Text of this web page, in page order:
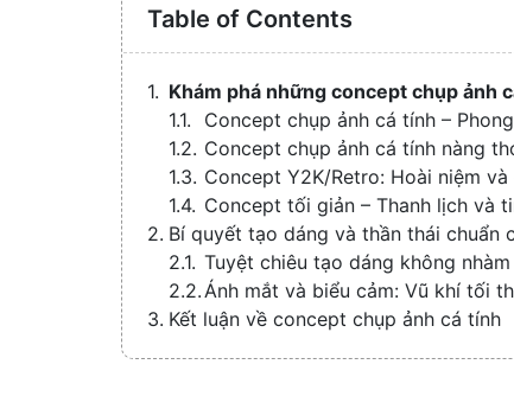
Table of Contents
Khám phá những concept chụp ảnh
Concept chụp ảnh cá tính –
Concept chụp ảnh cá tính nàng
Concept Y2K/Retro: Hoài niệm
Concept tối giản – Thanh lịch và
Bí quyết tạo dáng và thần thái chuẩn
Tuyệt chiêu tạo dáng không
Ánh mắt và biểu cảm: Vũ khí tối
Kết luận về concept chụp ảnh cá tính